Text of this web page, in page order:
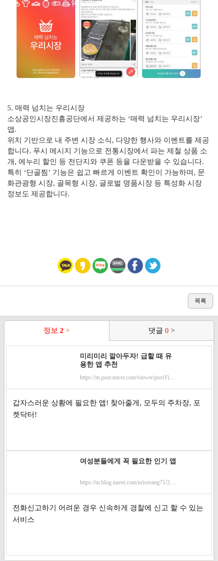
5. 매력 넘치는 우리시장
소상공인시장진흥공단에서 제공하는 ‘매력 넘치는 우리시장’
앱.
위치 기반으로 내 주변 시장 소식, 다양한 행사와 이벤트를 제공
합니다. 푸시 메시지 기능으로 전통시장에서 파는 제철 상품 소
개, 에누리 할인 등 전단지와 쿠폰 등을 다운받을 수 있습니다.
특히 ‘단골찜’ 기능은 쉽고 빠르게 이벤트 확인이 가능하며, 문
화관광형 시장, 골목형 시장, 글로벌 명품시장 등 특성화 시장
정보도 제공합니다.
목록
정보 2 > 댓글 0 >
미리미리 깔아두자! 급할 때 유
용한 앱 추천
https://m.post.naver.com/viewer/postView.nhn?volumeNo=8645194&memberNo=16226184&searchRank=32
갑자스러운 상황에 필요한 앱! 찾아줄게, 모두의 주차장, 포
켓닥터!
여성분들에게 꼭 필요한 인기 앱
https://m.blog.naver.com/urisesang71/220848948557
전화신고하기 어려운 경우 신속하게 경찰에 신고 할 수 있는
서비스